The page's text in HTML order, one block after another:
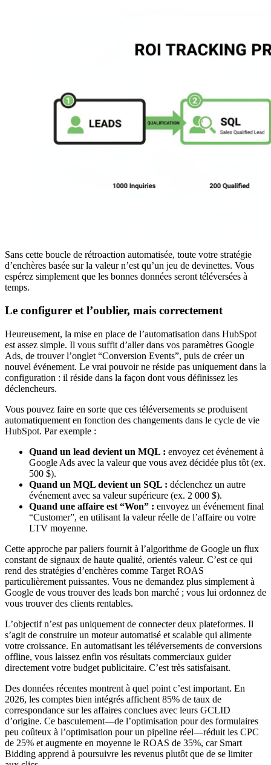
Sans cette boucle de rétroaction automatisée, toute votre stratégie
d’enchères basée sur la valeur n’est qu’un jeu de devinettes. Vous
espérez simplement que les bonnes données seront téléversées à
temps.
Le configurer et l’oublier, mais correctement
Heureusement, la mise en place de l’automatisation dans HubSpot
est assez simple. Il vous suffit d’aller dans vos paramètres Google
Ads, de trouver l’onglet “Conversion Events”, puis de créer un
nouvel événement. Le vrai pouvoir ne réside pas uniquement dans la
configuration : il réside dans la façon dont vous définissez les
déclencheurs.
Vous pouvez faire en sorte que ces téléversements se produisent
automatiquement en fonction des changements dans le cycle de vie
HubSpot. Par exemple :
Quand un lead devient un MQL : envoyez cet événement à
Google Ads avec la valeur que vous avez décidée plus tôt (ex.
500 $).
Quand un MQL devient un SQL : déclenchez un autre
événement avec sa valeur supérieure (ex. 2 000 $).
Quand une affaire est “Won” : envoyez un événement final
“Customer”, en utilisant la valeur réelle de l’affaire ou votre
LTV moyenne.
Cette approche par paliers fournit à l’algorithme de Google un flux
constant de signaux de haute qualité, orientés valeur. C’est ce qui
rend des stratégies d’enchères comme Target ROAS
particulièrement puissantes. Vous ne demandez plus simplement à
Google de vous trouver des leads bon marché ; vous lui ordonnez de
vous trouver des clients rentables.
L’objectif n’est pas uniquement de connecter deux plateformes. Il
s’agit de construire un moteur automatisé et scalable qui alimente
votre croissance. En automatisant les téléversements de conversions
offline, vous laissez enfin vos résultats commerciaux guider
directement votre budget publicitaire. C’est très satisfaisant.
Des données récentes montrent à quel point c’est important. En
2026, les comptes bien intégrés affichent 85% de taux de
correspondance sur les affaires conclues avec leurs GCLID
d’origine. Ce basculement—de l’optimisation pour des formulaires
peu coûteux à l’optimisation pour un pipeline réel—réduit les CPC
de 25% et augmente en moyenne le ROAS de 35%, car Smart
Bidding apprend à poursuivre les revenus plutôt que de se limiter